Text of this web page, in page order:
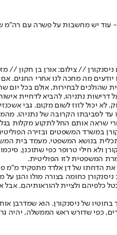
// צילום: אורן בן חקון //
יודעים מה מחכה לנו אחרי
שהולכים לבחירות, אולם בכל
דרישות נתניהו, להביא לדחיית
יכול לזוז לשום מקום. גבי
לסביבתו הקרובה של נתניהו.
שראה אותם החל לתקוע מקלות
במשרד המשפטים ובזירה
בנושא המשפטי, מעמד בית
ולא חילי טרופר כפי שתוכנן,
המשפטית לזו הפוליטית.
את הדחתו של דן אלדד מתפקיד
כחומה בצורה מולו
כלפיהם ולציית להוראותיהם.
של ניסנקורן. הוא שמדרבן
כפי שדורש ראש הממשלה, יהיה